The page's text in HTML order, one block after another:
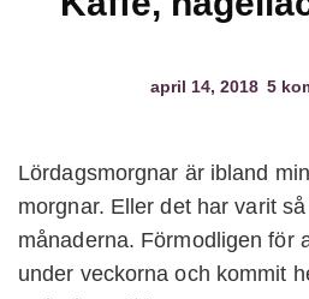
april 14, 2018 5
Lördagsmorgnar är ibland
morgnar. Eller det har varit
månaderna. Förmodligen för
under veckorna och kommit